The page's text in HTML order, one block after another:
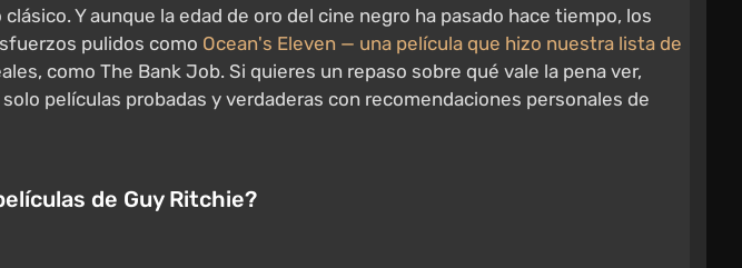
Y aunque la edad de oro del cine negro ha pasado hace tiempo, los
pulidos como Ocean's Eleven — una película que hizo nuestra lista de
como The Bank Job. Si quieres un repaso sobre qué vale la pena ver,
películas probadas y verdaderas con recomendaciones personales de
de Guy Ritchie?